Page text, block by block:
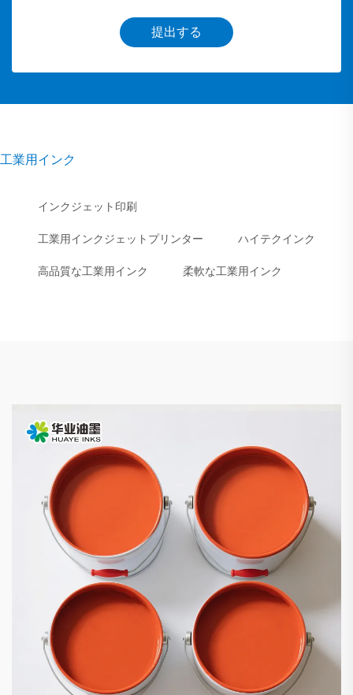
提出する
工業用インク
インクジェット印刷
工業用インクジェットプリンター ハイテクインク
高品質な工業用インク 柔軟な工業用インク